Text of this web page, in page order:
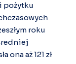
pożytku
roku
ona aż 121 zł